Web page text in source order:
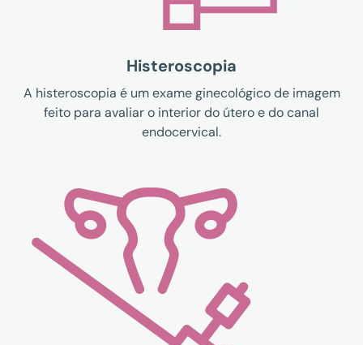
Histeroscopia
A histeroscopia é um exame ginecológico de imagem
feito para avaliar o interior do útero e do canal
endocervical.